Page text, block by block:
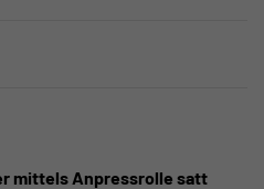
mittels Anpressrolle satt